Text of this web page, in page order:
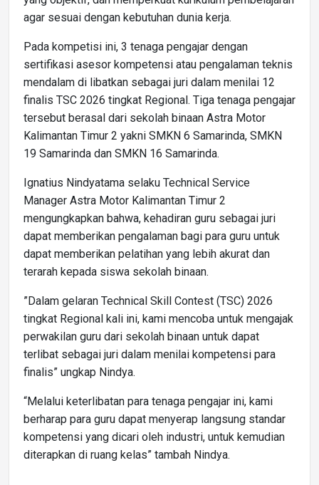
agar sesuai dengan kebutuhan dunia kerja.
Pada kompetisi ini, 3 tenaga pengajar dengan
sertifikasi asesor kompetensi atau pengalaman teknis
mendalam di libatkan sebagai juri dalam menilai 12
finalis TSC 2026 tingkat Regional. Tiga tenaga pengajar
tersebut berasal dari sekolah binaan Astra Motor
Kalimantan Timur 2 yakni SMKN 6 Samarinda, SMKN
19 Samarinda dan SMKN 16 Samarinda.
Ignatius Nindyatama selaku Technical Service
Manager Astra Motor Kalimantan Timur 2
mengungkapkan bahwa, kehadiran guru sebagai juri
dapat memberikan pengalaman bagi para guru untuk
dapat memberikan pelatihan yang lebih akurat dan
terarah kepada siswa sekolah binaan.
”Dalam gelaran Technical Skill Contest (TSC) 2026
tingkat Regional kali ini, kami mencoba untuk mengajak
perwakilan guru dari sekolah binaan untuk dapat
terlibat sebagai juri dalam menilai kompetensi para
finalis” ungkap Nindya.
“Melalui keterlibatan para tenaga pengajar ini, kami
berharap para guru dapat menyerap langsung standar
kompetensi yang dicari oleh industri, untuk kemudian
diterapkan di ruang kelas” tambah Nindya.